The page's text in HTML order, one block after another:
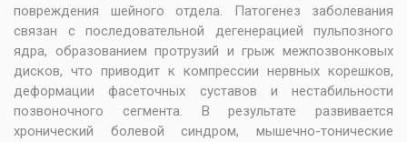
повреждения шейного отдела. Патогенез заболевания
связан с последовательной дегенерацией пульпозного
ядра, образованием протрузий и грыж межпозвонковых
дисков, что приводит к компрессии нервных корешков,
деформации фасеточных суставов и нестабильности
позвоночного сегмента. В результате развивается
хронический болевой синдром, мышечно-тонические